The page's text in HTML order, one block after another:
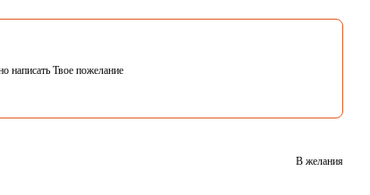
написать Твое пожелание
В желания